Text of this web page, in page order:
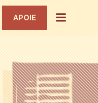
APOIE